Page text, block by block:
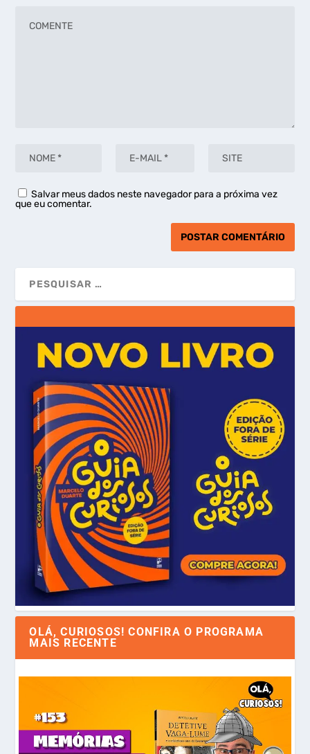
Salvar meus dados neste navegador para a próxima vez
que eu comentar.
OLÁ, CURIOSOS! CONFIRA O PROGRAMA
MAIS RECENTE